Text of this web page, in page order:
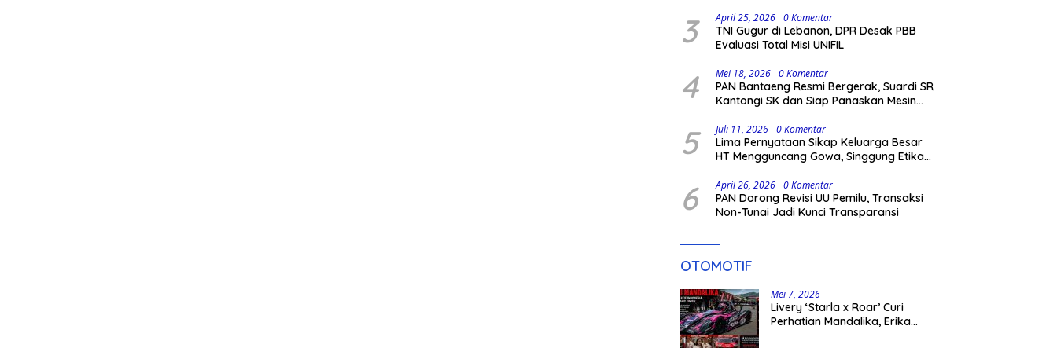
3 April 25, 2026 0 Komentar
TNI Gugur di Lebanon, DPR Desak PBB
Evaluasi Total Misi UNIFIL
4 Mei 18, 2026 0 Komentar
PAN Bantaeng Resmi Bergerak, Suardi SR
Kantongi SK dan Siap Panaskan Mesin
5 Juli 11, 2026 0 Komentar
Lima Pernyataan Sikap Keluarga Besar
HT Mengguncang Gowa, Singgung Etika
6 April 26, 2026 0 Komentar
PAN Dorong Revisi UU Pemilu, Transaksi
Non-Tunai Jadi Kunci Transparansi
OTOMOTIF
Mei 7, 2026
Livery ‘Starla x Roar’ Curi
Perhatian Mandalika, Erika